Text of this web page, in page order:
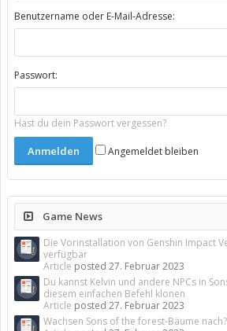
Benutzername oder E-Mail-Adresse:
Passwort:
Hast du dein Passwort vergessen?
Angemeldet bleiben
Game News
Die Vorinstallation von Genshin Impact
verfügbar
Article posted 27. Februar 2023
Du kannst Kelvin und andere NPCs in
diesem einfachen Befehl klonen
Article posted 27. Februar 2023
Wachsen Sons of the forest-Bäume nach?